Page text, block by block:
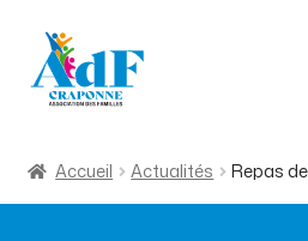
Aller
à
Aller
au
contenu
Activités
Accueil Actualités Repas